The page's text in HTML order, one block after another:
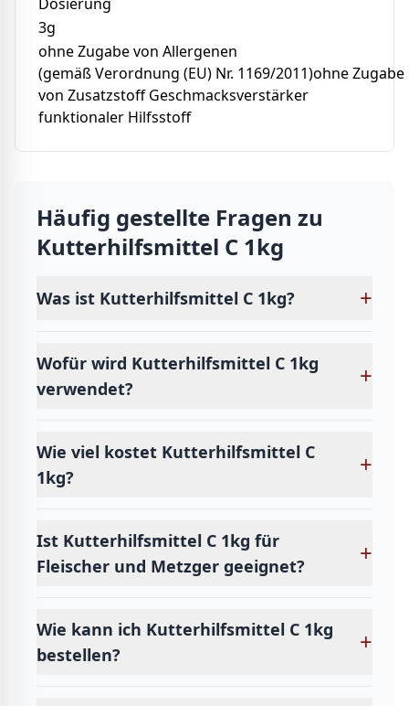
3g
ohne Zugabe von Allergenen
(gemäß Verordnung (EU) Nr. 1169/2011)ohne Zugabe
von Zusatzstoff Geschmacksverstärker
funktionaler Hilfsstoff
Häufig gestellte Fragen zu
Kutterhilfsmittel C 1kg
Was ist Kutterhilfsmittel C 1kg? +
Wofür wird Kutterhilfsmittel C 1kg
verwendet?
+
Wie viel kostet Kutterhilfsmittel C
1kg?
+
Ist Kutterhilfsmittel C 1kg für
Fleischer und Metzger geeignet?
+
Wie kann ich Kutterhilfsmittel C 1kg
bestellen?
+